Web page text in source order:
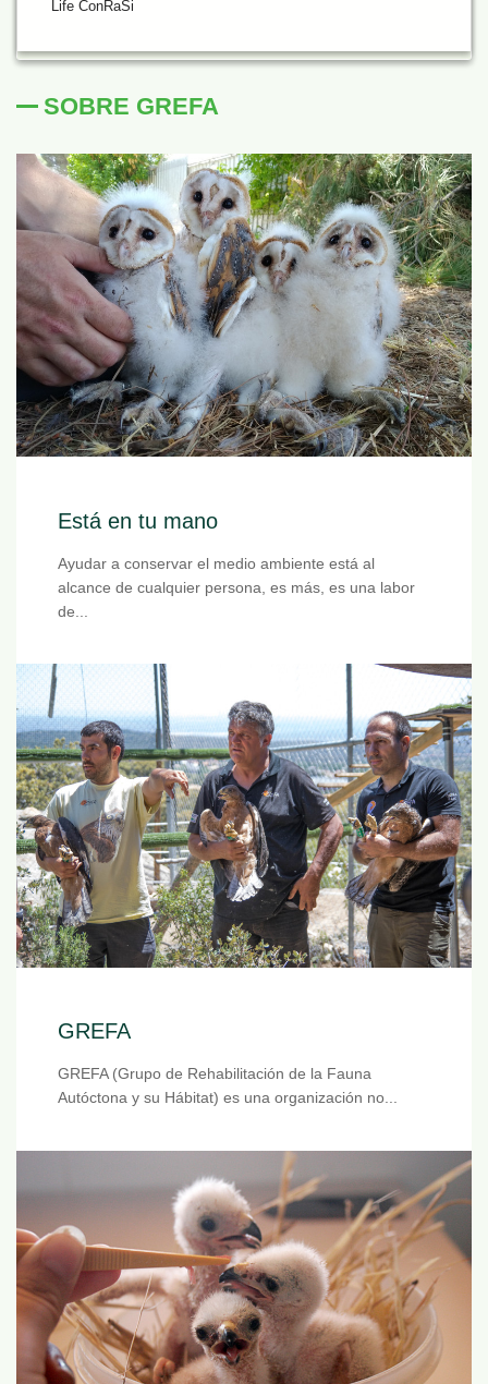
Life ConRaSi
SOBRE GREFA
Está en tu mano
Ayudar a conservar el medio ambiente está al
alcance de cualquier persona, es más, es una labor
de...
GREFA
GREFA (Grupo de Rehabilitación de la Fauna
Autóctona y su Hábitat) es una organización no...